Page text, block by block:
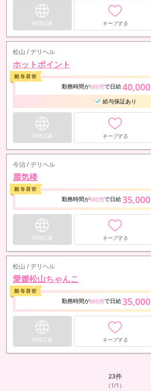
WEB応募 キープする
松山 / デリヘル
ホットポイント
勤務時間が8時間で日給40,000
給与保証あり
WEB応募 キープする
今治 / デリヘル
蜃気楼
勤務時間が6時間で日給35,000
WEB応募 キープする
松山 / デリヘル
愛媛松山ちゃんこ
勤務時間が8時間で日給35,000
WEB応募 キープする
23件
（1/1）